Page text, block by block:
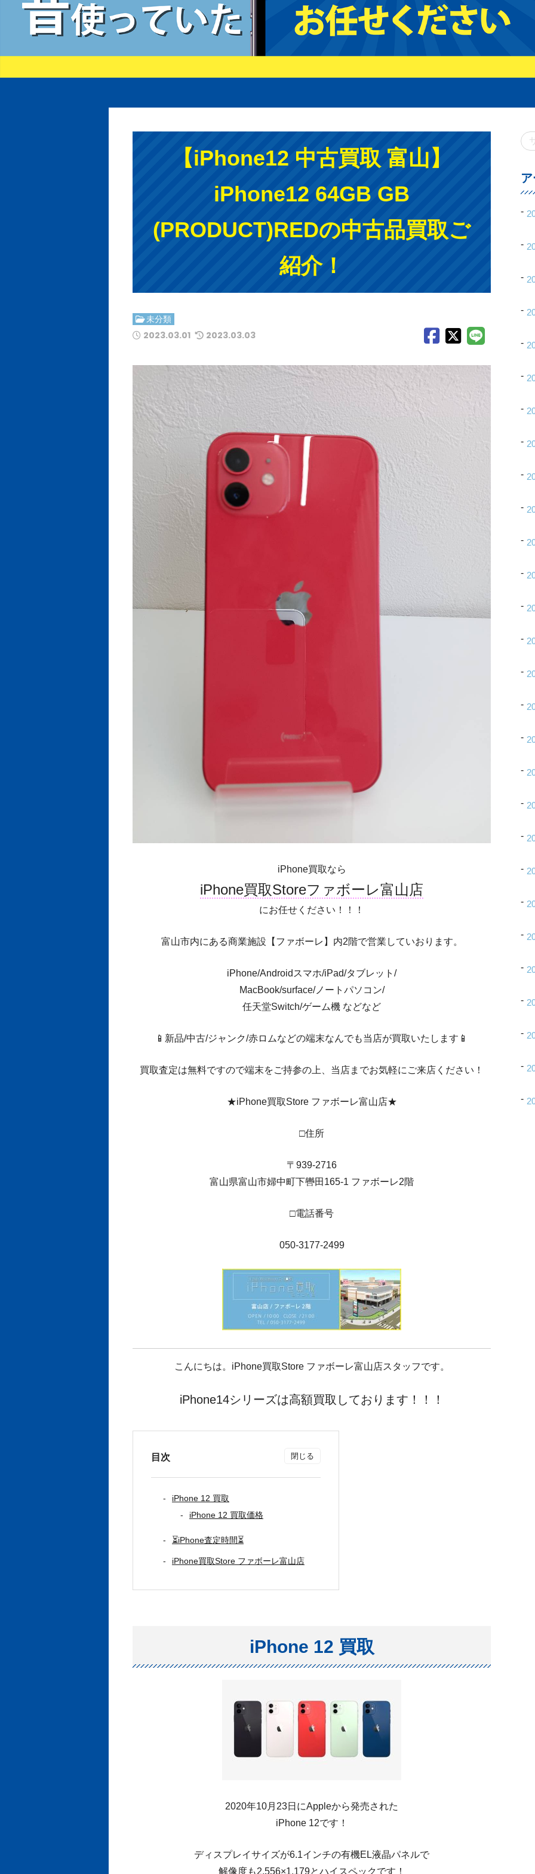
【iPhone12 中古買取 富山】
iPhone12 64GB GB
(PRODUCT)REDの中古品買取ご
紹介！
未分類
2023.03.01 2023.03.03
iPhone買取なら
iPhone買取Storeファボーレ富山店
にお任せください！！！
富山市内にある商業施設【ファボーレ】内2階で営業していおります。
iPhone/Androidスマホ/iPad/タブレット/
MacBook/surface/ノートパソコン/
任天堂Switch/ゲーム機 などなど
📱新品/中古/ジャンク/赤ロムなどの端末なんでも当店が買取いたします📱
買取査定は無料ですので端末をご持参の上、当店までお気軽にご来店ください！
★iPhone買取Store ファボーレ富山店★
□住所
〒939-2716
富山県富山市婦中町下轡田165-1 ファボーレ2階
□電話番号
050-3177-2499
こんにちは。iPhone買取Store ファボーレ富山店スタッフです。
iPhone14シリーズは高額買取しております！！！
目次
iPhone 12 買取
iPhone 12 買取価格
⏳iPhone査定時間⏳
iPhone買取Store ファボーレ富山店
iPhone 12 買取
2020年10月23日にAppleから発売された
iPhone 12です！
ディスプレイサイズが6.1インチの有機EL液晶パネルで
解像度も2,556×1,179とハイスペックです！